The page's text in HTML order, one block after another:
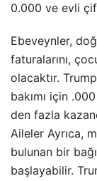
0.000 ve evli
Ebeveynler,
faturalarını,
olacaktır.
bakımı için
den fazla
Aileler Ayrıca,
bulunan bir
başlayabilir.